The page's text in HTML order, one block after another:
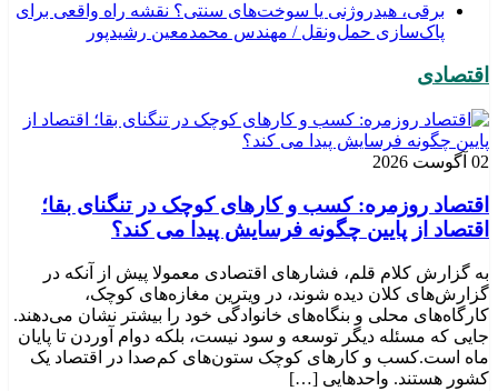
برقی، هیدروژنی یا سوخت‌های سنتی؟ نقشه راه واقعی برای
پاک‌سازی حمل‌ونقل / مهندس محمدمعین رشیدپور
اقتصادی
02 آگوست 2026
اقتصاد روزمره: کسب‌ و کارهای کوچک در تنگنای بقا؛
اقتصاد از پایین چگونه فرسایش پیدا می کند؟
به گزارش کلام قلم، فشارهای اقتصادی معمولا پیش از آنکه در
گزارش‌های کلان دیده شوند، در ویترین مغازه‌های کوچک،
کارگاه‌های محلی و بنگاه‌های خانوادگی خود را بیشتر نشان می‌دهند.
جایی که مسئله دیگر توسعه و سود نیست، بلکه دوام آوردن تا پایان
ماه است.کسب‌ و کارهای کوچک ستون‌های کم‌صدا در اقتصاد یک
کشور هستند. واحدهایی […]